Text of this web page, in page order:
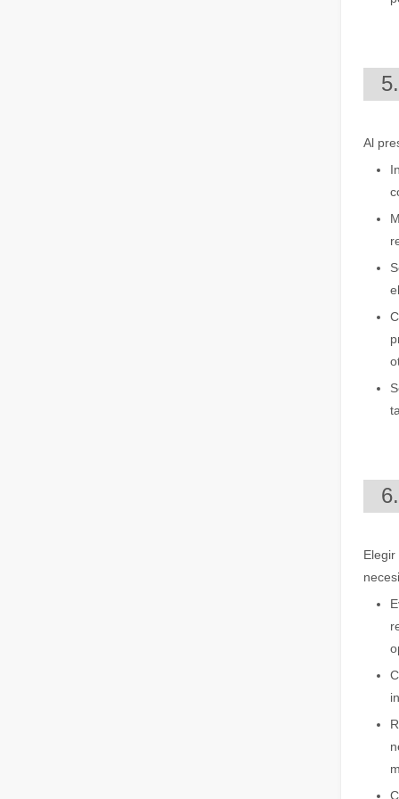
Las máquinas de corte por láser son una herramienta
En la fabricación y la ingeniería modernas, la
Al